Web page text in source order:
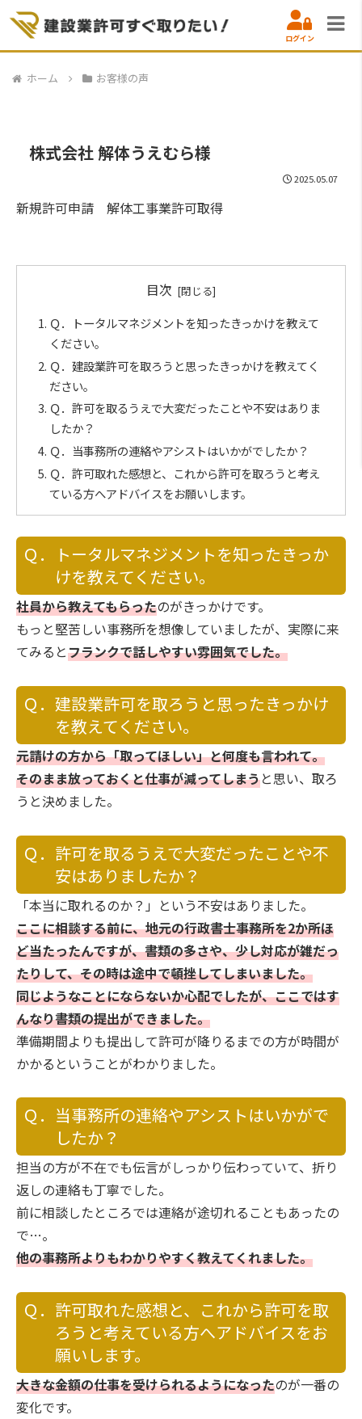
ログイン
ホーム お客様の声
株式会社 解体うえむら様
2025.05.07
新規許可申請 解体工事業許可取得
目次
Ｑ．トータルマネジメントを知ったきっかけを教えて
ください。
Ｑ．建設業許可を取ろうと思ったきっかけを教えてく
ださい。
Ｑ．許可を取るうえで大変だったことや不安はありま
したか？
Ｑ．当事務所の連絡やアシストはいかがでしたか？
Ｑ．許可取れた感想と、これから許可を取ろうと考え
ている方へアドバイスをお願いします。
Ｑ．トータルマネジメントを知ったきっか
けを教えてください。
社員から教えてもらったのがきっかけです。
もっと堅苦しい事務所を想像していましたが、実際に来
てみるとフランクで話しやすい雰囲気でした。
Ｑ．建設業許可を取ろうと思ったきっかけ
を教えてください。
元請けの方から「取ってほしい」と何度も言われて。
そのまま放っておくと仕事が減ってしまうと思い、取ろ
うと決めました。
Ｑ．許可を取るうえで大変だったことや不
安はありましたか？
「本当に取れるのか？」という不安はありました。
ここに相談する前に、地元の行政書士事務所を2か所ほ
ど当たったんですが、書類の多さや、少し対応が雑だっ
たりして、その時は途中で頓挫してしまいました。
同じようなことにならないか心配でしたが、ここではす
んなり書類の提出ができました。
準備期間よりも提出して許可が降りるまでの方が時間が
かかるということがわかりました。
Ｑ．当事務所の連絡やアシストはいかがで
したか？
担当の方が不在でも伝言がしっかり伝わっていて、折り
返しの連絡も丁寧でした。
前に相談したところでは連絡が途切れることもあったの
で…。
他の事務所よりもわかりやすく教えてくれました。
Ｑ．許可取れた感想と、これから許可を取
ろうと考えている方へアドバイスをお
願いします。
大きな金額の仕事を受けられるようになったのが一番の
変化です。